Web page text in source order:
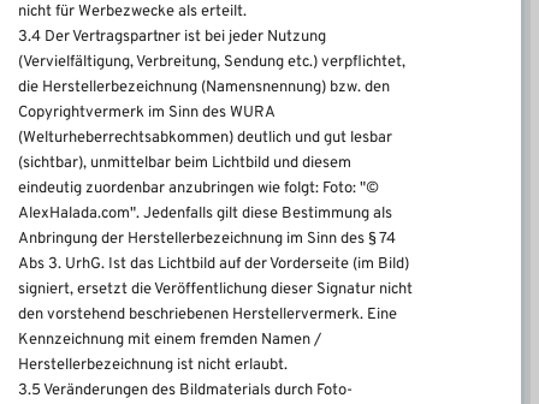
nicht für Werbezwecke als erteilt.
3.4 Der Vertragspartner ist bei jeder Nutzung
(Vervielfältigung, Verbreitung, Sendung etc.) verpflichtet,
die Herstellerbezeichnung (Namensnennung) bzw. den
Copyrightvermerk im Sinn des WURA
(Welturheberrechtsabkommen) deutlich und gut lesbar
(sichtbar), unmittelbar beim Lichtbild und diesem
eindeutig zuordenbar anzubringen wie folgt: Foto: "©
AlexHalada.com". Jedenfalls gilt diese Bestimmung als
Anbringung der Herstellerbezeichnung im Sinn des § 74
Abs 3. UrhG. Ist das Lichtbild auf der Vorderseite (im Bild)
signiert, ersetzt die Veröffentlichung dieser Signatur nicht
den vorstehend beschriebenen Herstellervermerk. Eine
Kennzeichnung mit einem fremden Namen /
Herstellerbezeichnung ist nicht erlaubt.
3.5 Veränderungen des Bildmaterials durch Foto-